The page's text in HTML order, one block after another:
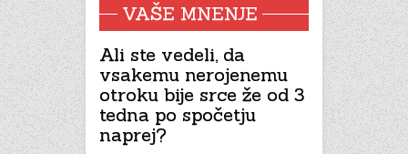
VAŠE MNENJE
Ali ste vedeli, da
vsakemu nerojenemu
otroku bije srce že od 3
tedna po spočetju
naprej?